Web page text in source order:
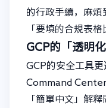
的行政手續，麻煩
「要填的合規表
GCP的「透明化
GCP的安全工具
Command Center
「簡單中文」解